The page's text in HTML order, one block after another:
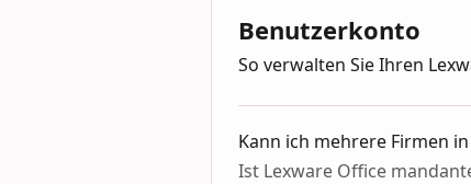
Benutzerkonto
So verwalten Sie Ihren
Kann ich mehrere Firmen
Ist Lexware Office